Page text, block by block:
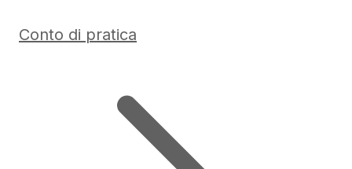
Conto di pratica